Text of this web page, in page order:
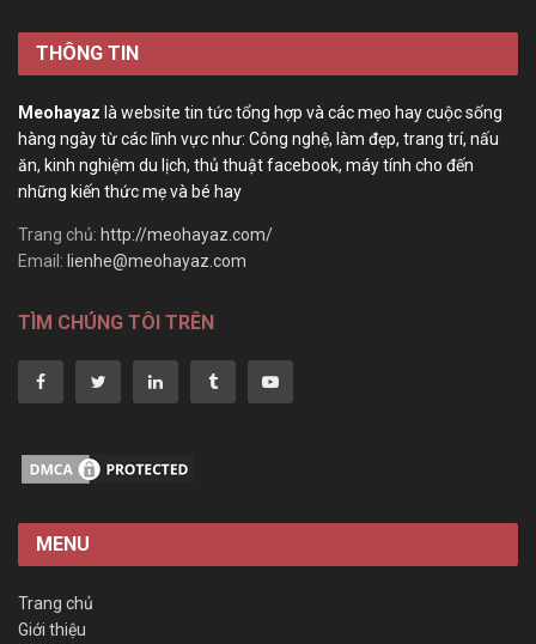
THÔNG TIN
Meohayaz là website tin tức tổng hợp và các mẹo hay cuộc sống
hàng ngày từ các lĩnh vực như: Công nghệ, làm đẹp, trang trí, nấu
ăn, kinh nghiệm du lịch, thủ thuật facebook, máy tính cho đến
những kiến thức mẹ và bé hay
Trang chủ: http://meohayaz.com/
Email: lienhe@meohayaz.com
TÌM CHÚNG TÔI TRÊN
MENU
Trang chủ
Giới thiệu